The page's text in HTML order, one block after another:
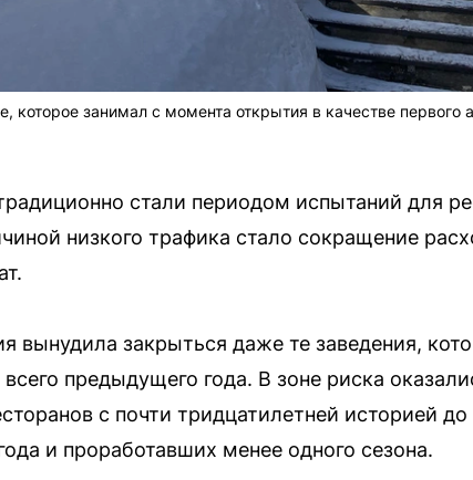
которое занимал с момента открытия в качестве первого
стали периодом испытаний для
низкого трафика стало сокращение
вынудила закрыться даже те заведения,
предыдущего года. В зоне риска
с почти тридцатилетней историей
и проработавших менее одного сезона.